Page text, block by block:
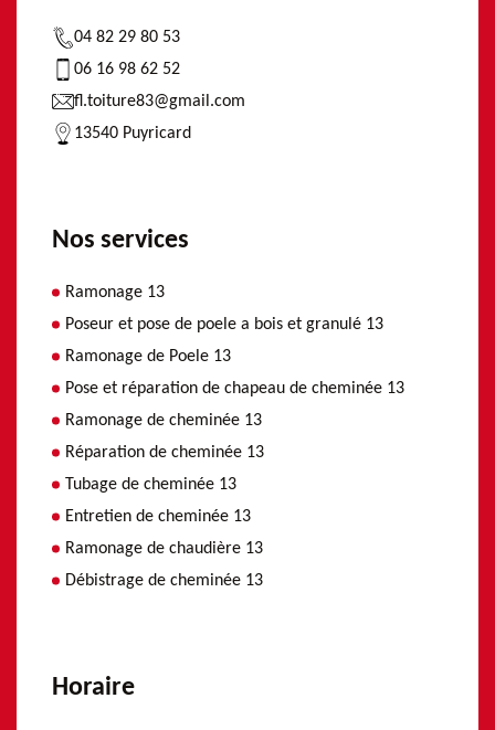
04 82 29 80 53
06 16 98 62 52
fl.toiture83@gmail.com
13540 Puyricard
Nos services
Ramonage 13
Poseur et pose de poele a bois et granulé 13
Ramonage de Poele 13
Pose et réparation de chapeau de cheminée 13
Ramonage de cheminée 13
Réparation de cheminée 13
Tubage de cheminée 13
Entretien de cheminée 13
Ramonage de chaudière 13
Débistrage de cheminée 13
Horaire